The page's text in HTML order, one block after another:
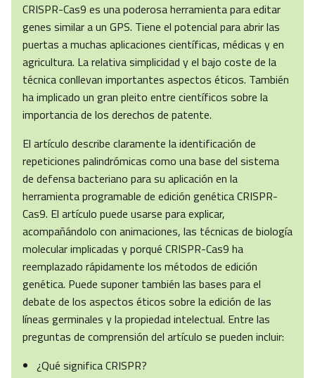
CRISPR-Cas9 es una poderosa herramienta para editar
genes similar a un GPS. Tiene el potencial para abrir las
puertas a muchas aplicaciones científicas, médicas y en
agricultura. La relativa simplicidad y el bajo coste de la
técnica conllevan importantes aspectos éticos. También
ha implicado un gran pleito entre científicos sobre la
importancia de los derechos de patente.
El artículo describe claramente la identificación de
repeticiones palindrómicas como una base del sistema
de defensa bacteriano para su aplicación en la
herramienta programable de edición genética CRISPR-
Cas9. El artículo puede usarse para explicar,
acompañándolo con animaciones, las técnicas de biología
molecular implicadas y porqué CRISPR-Cas9 ha
reemplazado rápidamente los métodos de edición
genética. Puede suponer también las bases para el
debate de los aspectos éticos sobre la edición de las
líneas germinales y la propiedad intelectual. Entre las
preguntas de comprensión del artículo se pueden incluir:
¿Qué significa CRISPR?